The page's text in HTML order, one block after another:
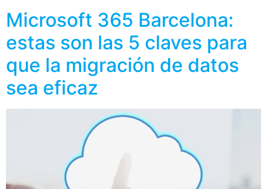
Microsoft 365 Barcelona:
estas son las 5 claves para
que la migración de datos
sea eficaz